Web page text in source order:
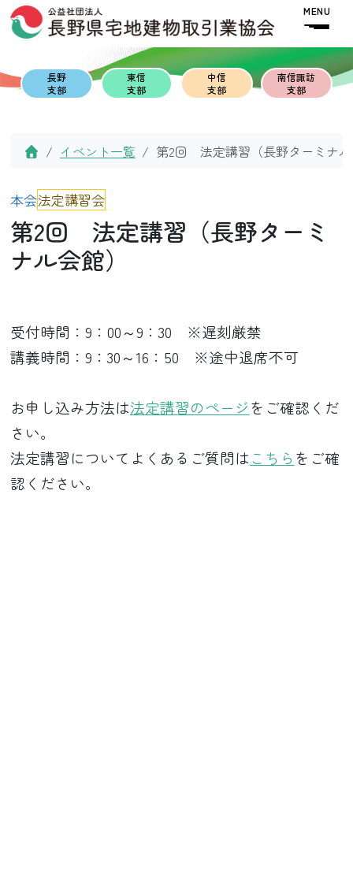
Skip to content
Skip to footer
長野
支部
東信
支部
中信
支部
南信諏訪
支部
Homeイベント一覧 第2回 法定講習（長野ターミナ
本会法定講習会
第2回 法定講習（長野ターミ
ナル会館）
受付時間：9：00～9：30 ※遅刻厳禁
講義時間：9：30～16：50 ※途中退席不可
お申し込み方法は法定講習のページをご確認くだ
さい。
法定講習についてよくあるご質問は こちら をご確
認ください。
MENU